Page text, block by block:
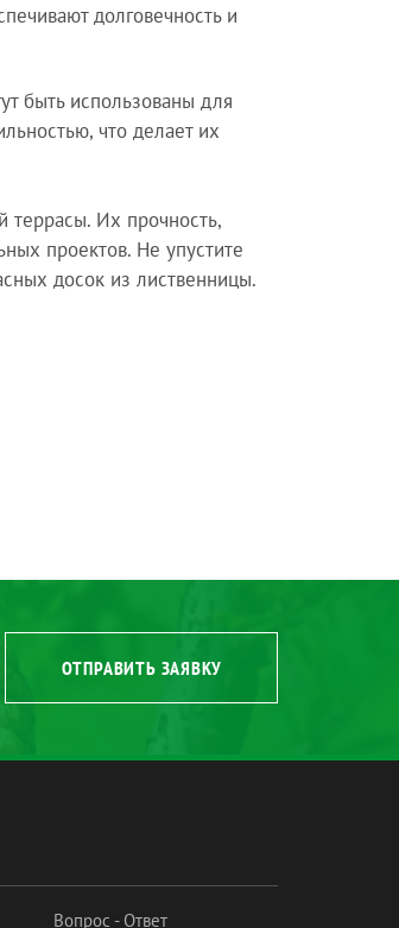
долговечность и
быть использованы для
что делает их
террасы. Их прочность,
проектов. Не упустите
досок из лиственницы.
ОТПРАВИТЬ ЗАЯВКУ
Вопрос - Ответ